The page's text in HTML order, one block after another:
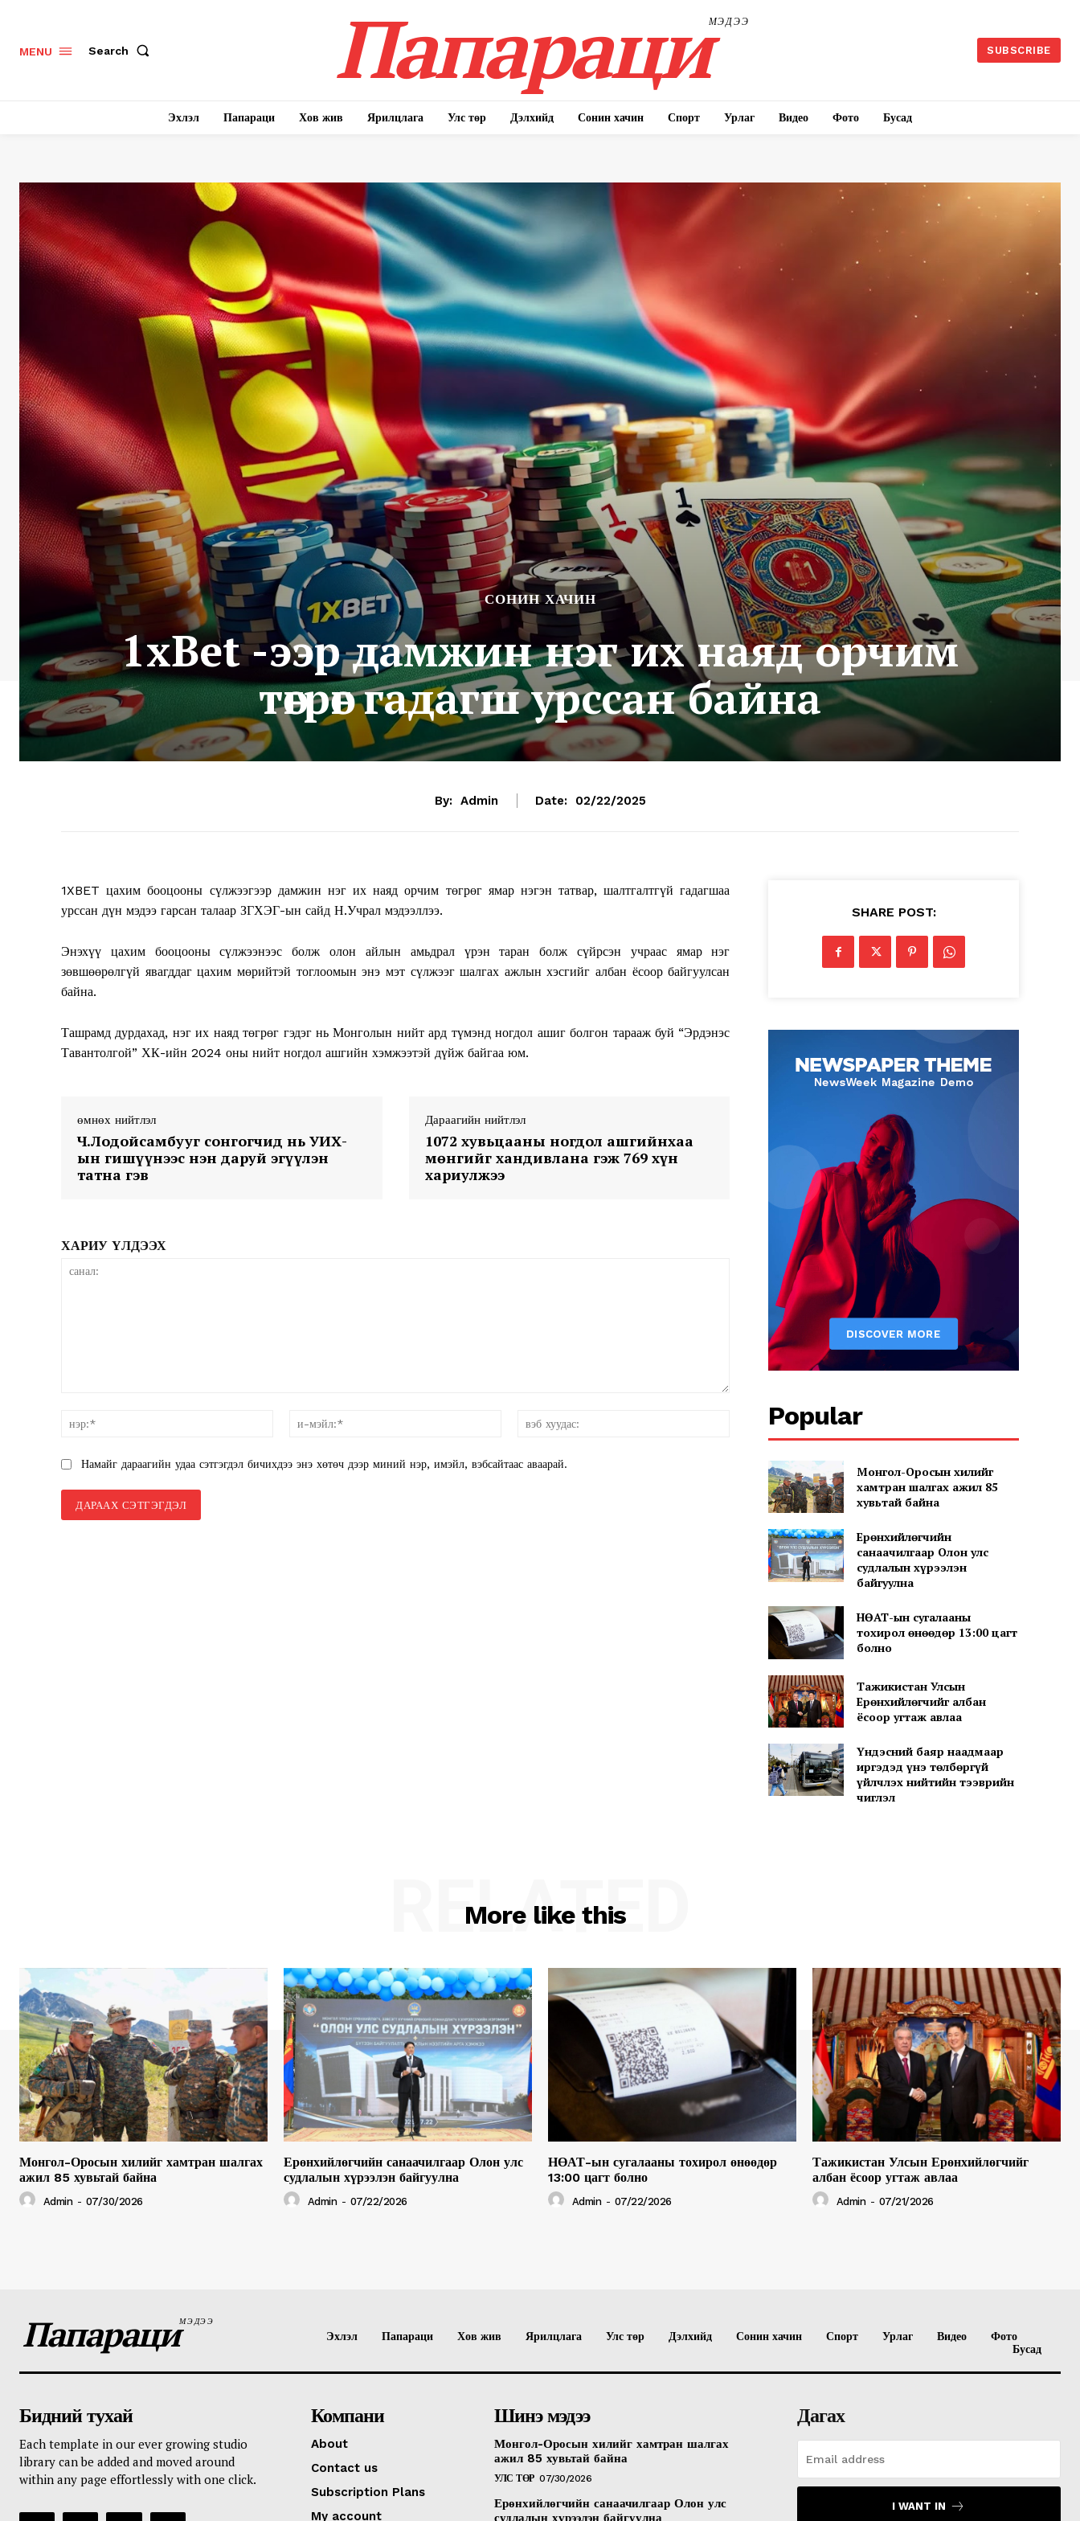
MENU Search ПапарациМЭДЭЭ
SUBSCRIBE
Эхлэл Папараци Хов жив Ярилцлага Улс төр Дэлхийд Сонин хачин Спорт Урлаг Видео Фото Бусад
СОНИН ХАЧИН
1xBet -ээр дамжин нэг их наяд орчим
төгрөг гадагш урссан байна
By: Admin Date: 02/22/2025
1XBET цахим бооцооны сүлжээгээр дамжин нэг их наяд орчим төгрөг ямар нэгэн татвар, шалтгалтгүй гадагшаа
урссан дүн мэдээ гарсан талаар ЗГХЭГ-ын сайд Н.Учрал мэдээллээ.
Энэхүү цахим бооцооны сүлжээнээс болж олон айлын амьдрал үрэн таран болж сүйрсэн учраас ямар нэг
зөвшөөрөлгүй явагддаг цахим мөрийтэй тоглоомын энэ мэт сүлжээг шалгах ажлын хэсгийг албан ёсоор байгуулсан
байна.
Ташрамд дурдахад, нэг их наяд төгрөг гэдэг нь Монголын нийт ард түмэнд ногдол ашиг болгон тарааж буй “Эрдэнэс
Тавантолгой” ХК-ийн 2024 оны нийт ногдол ашгийн хэмжээтэй дүйж байгаа юм.
өмнөх нийтлэл
Ч.Лодойсамбууг сонгогчид нь УИХ-
ын гишүүнээс нэн даруй эгүүлэн
татна гэв
Дараагийн нийтлэл
1072 хувьцааны ногдол ашгийнхаа
мөнгийг хандивлана гэж 769 хүн
хариулжээ
ХАРИУ ҮЛДЭЭХ
Намайг дараагийн удаа сэтгэгдэл бичихдээ энэ хөтөч дээр миний нэр, имэйл, вэбсайтаас аваарай.
SHARE POST:
Popular
Монгол-Оросын хилийг
хамтран шалгах ажил 85
хувьтай байна
Ерөнхийлөгчийн
санаачилгаар Олон улс
судлалын хүрээлэн
байгуулна
НӨАТ-ын сугалааны
тохирол өнөөдөр 13:00 цагт
болно
Тажикистан Улсын
Ерөнхийлөгчийг албан
ёсоор угтаж авлаа
Үндэсний баяр наадмаар
иргэдэд үнэ төлбөргүй
үйлчлэх нийтийн тээврийн
чиглэл
More like this
RELATED
Монгол-Оросын хилийг хамтран шалгах
ажил 85 хувьтай байна
Admin - 07/30/2026
Ерөнхийлөгчийн санаачилгаар Олон улс
судлалын хүрээлэн байгуулна
Admin - 07/22/2026
НӨАТ-ын сугалааны тохирол өнөөдөр
13:00 цагт болно
Admin - 07/22/2026
Тажикистан Улсын Ерөнхийлөгчийг
албан ёсоор угтаж авлаа
Admin - 07/21/2026
ПапарациМЭДЭЭ
Эхлэл Папараци Хов жив Ярилцлага Улс төр Дэлхийд Сонин хачин Спорт Урлаг Видео
Фото
Бусад
Бидний тухай
Each template in our ever growing studio
library can be added and moved around
within any page effortlessly with one click.
Компани
About
Contact us
Subscription Plans
My account
Шинэ мэдээ
Монгол-Оросын хилийг хамтран шалгах
ажил 85 хувьтай байна
УЛС ТӨР 07/30/2026
Ерөнхийлөгчийн санаачилгаар Олон улс
судлалын хүрээлэн байгуулна
Дагах
I WANT IN